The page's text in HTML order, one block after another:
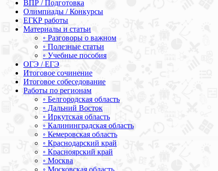
ВПР / Подготовка
Олимпиады / Конкурсы
ЕГКР работы
Материалы и статьи
◦ Разговоры о важном
◦ Полезные статьи
◦ Учебные пособия
ОГЭ / ЕГЭ
Итоговое сочинение
Итоговое собеседование
Работы по регионам
◦ Белгородская область
◦ Дальний Восток
◦ Иркутская область
◦ Калининградская область
◦ Кемеровская область
◦ Краснодарский край
◦ Красноярский край
◦ Москва
◦ Московская область